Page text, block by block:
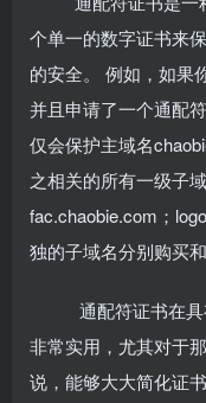
个单一的数字证书来
的安全。 例如，如果
并且申请了一个通配
仅会保护主域名
之相关的所有一级子
fac.chaobie.com；
独的子域名分别购买
通配符证书在
非常实用，尤其对于
说，能够大大简化证